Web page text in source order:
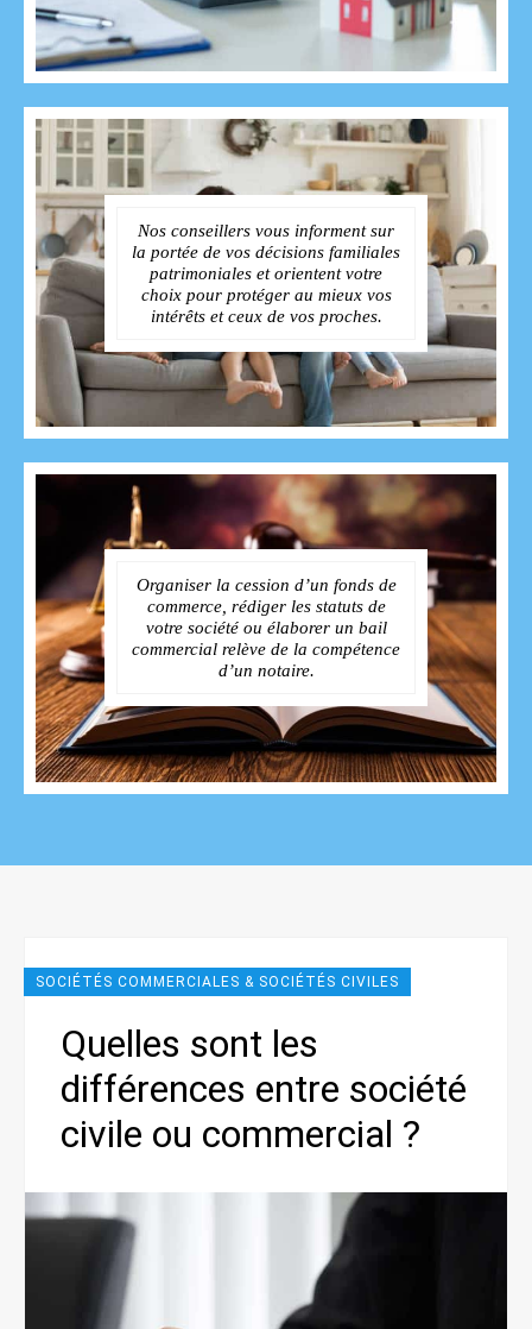
Nos conseillers vous informent sur
la portée de vos décisions familiales
patrimoniales et orientent votre
choix pour protéger au mieux vos
intérêts et ceux de vos proches.
Organiser la cession d’un fonds de
commerce, rédiger les statuts de
votre société ou élaborer un bail
commercial relève de la compétence
d’un notaire.
SOCIÉTÉS COMMERCIALES & SOCIÉTÉS CIVILES
Quelles sont les
différences entre société
civile ou commercial ?